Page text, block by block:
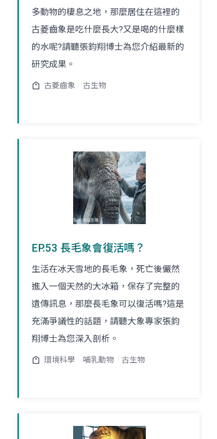
多動物的棲息之地，那麼居住在這裡的
古菱齒象是吃什麼長大?又是喝的什麼樣
的水呢?請聽張鈞翔博士為您介紹最新的
研究成果。
古菱齒象 古生物
EP.53 長毛象會復活嗎？
生活在冰天雪地的長毛象，死亡後儼然
進入一個天然的大冰箱，保存了完整的
遺傳訊息，那麼長毛象可以復活嗎?這是
充滿爭議性的話題，請聽大象專家張鈞
翔博士為您深入剖析。
環境科學 哺乳動物 古生物